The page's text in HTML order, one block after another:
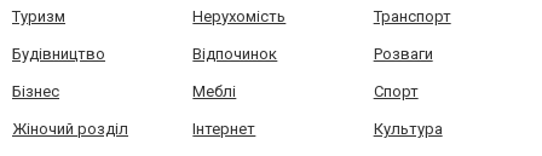
Туризм Нерухомість Транспорт
Будівництво Відпочинок Розваги
Бізнес Меблі Спорт
Жіночий розділ Інтернет Культура